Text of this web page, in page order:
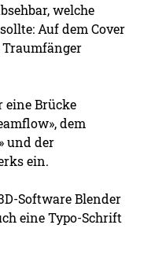
welche
Auf dem Cover
eine Brücke
dem
und der
ein.
Software Blender
eine Typo-Schrift